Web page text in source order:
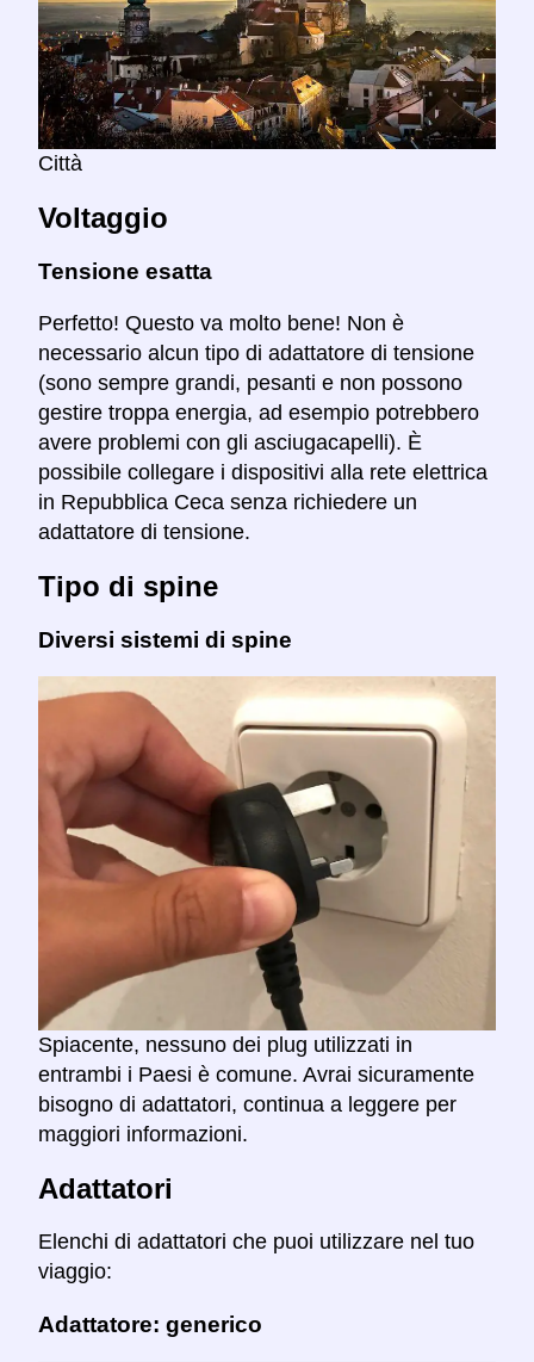
Città
Voltaggio
Tensione esatta
Perfetto! Questo va molto bene! Non è
necessario alcun tipo di adattatore di tensione
(sono sempre grandi, pesanti e non possono
gestire troppa energia, ad esempio potrebbero
avere problemi con gli asciugacapelli). È
possibile collegare i dispositivi alla rete elettrica
in Repubblica Ceca senza richiedere un
adattatore di tensione.
Tipo di spine
Diversi sistemi di spine
Spiacente, nessuno dei plug utilizzati in
entrambi i Paesi è comune. Avrai sicuramente
bisogno di adattatori, continua a leggere per
maggiori informazioni.
Adattatori
Elenchi di adattatori che puoi utilizzare nel tuo
viaggio:
Adattatore: generico